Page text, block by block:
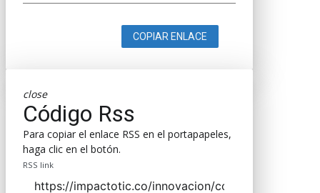
COPIAR ENLACE
close
Código Rss
Para copiar el enlace RSS en el portapapeles,
haga clic en el botón.
RSS link